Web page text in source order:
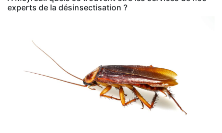
experts de la désinsectisation ?